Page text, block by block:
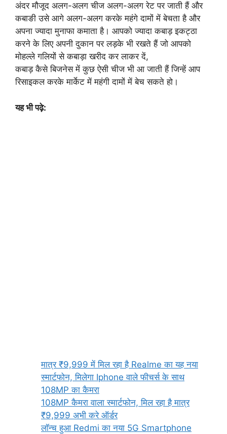
अंदर मौजूद अलग-अलग चीज अलग-अलग रेट पर जाती हैं और
कबाङी उसे आगे अलग-अलग करके महंगे दामों में बेचता है और
अपना ज्यादा मुनाफा कमाता है। आपको ज्यादा कबाड़ इकट्ठा
करने के लिए अपनी दुकान पर लड़के भी रखते हैं जो आपको
मोहल्ले गलियों से कबाड़ा खरीद कर लाकर दें,
कबाड़ कैसे बिजनेस में कुछ ऐसी चीज भी आ जाती हैं जिन्हें आप
रिसाइकल करके मार्केट में महंगी दामों में बेच सकते हो।
यह भी पढ़े:
मात्र ₹9,999 में मिल रहा है Realme का यह नया
स्मार्टफोन, मिलेगा Iphone वाले फीचर्स के साथ
108MP का कैमरा
108MP कैमरा वाला स्मार्टफोन, मिल रहा है मात्र
₹9,999 अभी करे ऑर्डर
लॉन्च हुआ Redmi का नया 5G Smartphone